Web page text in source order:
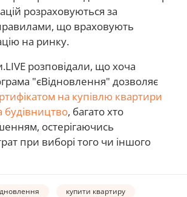
розраховуються за
що враховують
на ринку.
розповідали, що хоча
"єВідновлення" дозволяє
на купівлю квартири
, багато хто
остерігаючись
при виборі того чи іншого
купити квартиру